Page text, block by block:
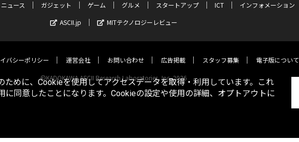
ニュース ガジェット ゲーム グルメ スタートアップ ICT
インフォメーション
ASCII.jp
MITテクノロジーレビュー
バシーポリシー 運営会社 お問い合わせ 広告掲載 スタッフ募集 電子版について
©KADOKAWA ASCII Research Laboratories, Inc. 2026
めに、Cookieを使用してアクセスデータを取得・利用しています。これ
同意したことになります。Cookieの設定や使用の詳細、オプトアウトに